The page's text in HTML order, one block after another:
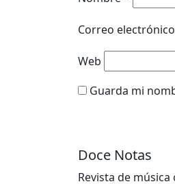
Correo electrónico
Web
Guarda mi
Doce Notas
Revista de música